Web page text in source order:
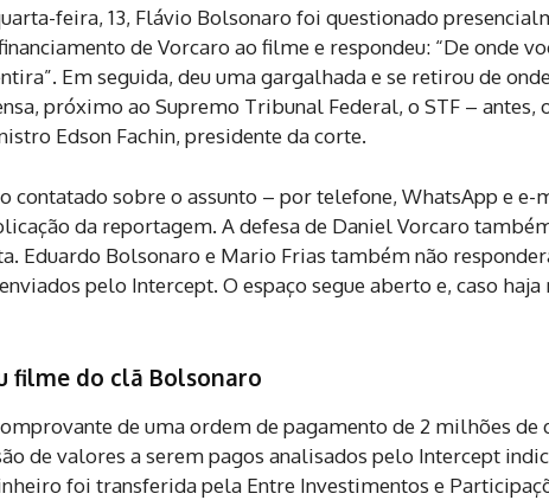
feira, 13, Flávio Bolsonaro foi questionado
de Vorcaro ao filme e respondeu: “De onde
Em seguida, deu uma gargalhada e se retirou de
próximo ao Supremo Tribunal Federal, o STF – antes,
Edson Fachin, presidente da corte.
contatado sobre o assunto – por telefone, WhatsApp e e-
da reportagem. A defesa de Daniel Vorcaro
Eduardo Bolsonaro e Mario Frias também não
pelo Intercept. O espaço segue aberto e, caso
filme do clã Bolsonaro
de uma ordem de pagamento de 2 milhões de
de valores a serem pagos analisados pelo Intercept
foi transferida pela Entre Investimentos e